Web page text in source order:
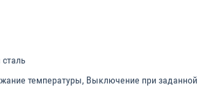
температуры, Выключение при заданной